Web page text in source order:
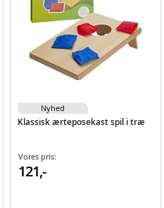
Klassisk ærteposekast spil i træ
Vores pris:
121,-
Nyhed